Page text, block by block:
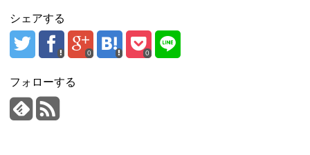
シェアする
0 0
フォローする